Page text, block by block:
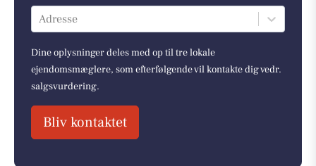
Adresse
Dine oplysninger deles med op til tre lokale
ejendomsmæglere, som efterfølgende vil kontakte dig vedr.
salgsvurdering.
Bliv kontaktet